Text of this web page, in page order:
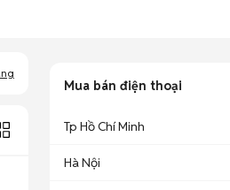
Mua bán điện thoại
Tp Hồ Chí Minh
Hà Nội